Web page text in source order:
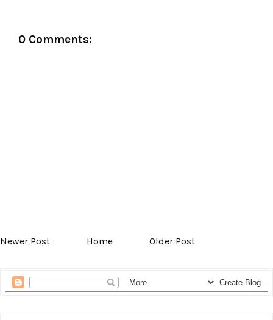
0 Comments:
Newer Post Home Older Post